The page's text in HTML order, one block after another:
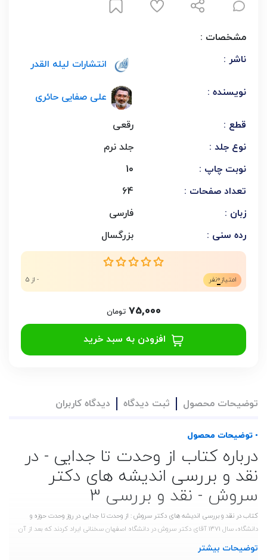
مشخصات :
ناشر :
انتشارات لیله القدر
نویسنده : علی صفایی حائری
قطع :
رقعی
نوع جلد :
جلد نرم
نوبت چاپ :
10
تعداد صفحات :
64
زبان :
فارسی
رده سنی :
بزرگسال
امتیاز0نفر - از 5
75,000 تومان
افزودن به سبد خرید
توضیحات محصول ثبت دیدگاه دیدگاه کاربران
• توضیحات محصول
درباره کتاب از وحدت تا جدایی - در
نقد و بررسی اندیشه های دکتر
سروش - نقد و بررسی 3
کتاب در نقد و بررسی اندیشه های دکتر سروش : از وحدت تا جدایی در روز وحدت حوزه و
دانشگاه، سال 1371 آقای دکتر سروش در دانشگاه اصفهان سخنانی ایراد کردند که بعد از آن
تنش هایی را ایجاد کرد. به همین مناسبت نقدی بر سخنان و مبانی اندیشه های آقای سروش
توسط مرحوم استاد تنظیم شد. اکنون آن تنش ها فرو نشسته، اما این مبانی همچنان پابرجا
توضیحات بیشتر